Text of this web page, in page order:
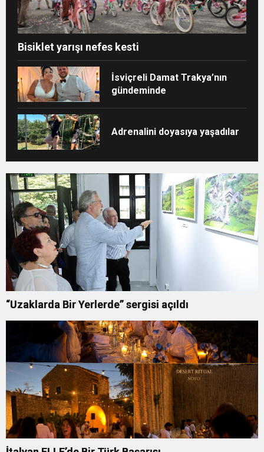
Bisiklet yarışı nefes kesti
İsviçreli Damat Trakya’nın
gündeminde
Adrenalini doyasıya yaşadılar
“Uzaklarda Bir Yerlerde” sergisi açıldı